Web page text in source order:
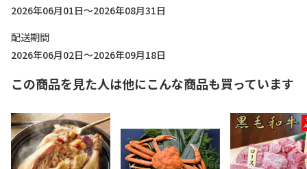
2026年06月01日～2026年08月31日
配送期間
2026年06月02日～2026年09月18日
この商品を見た人は他にこんな商品も買っています